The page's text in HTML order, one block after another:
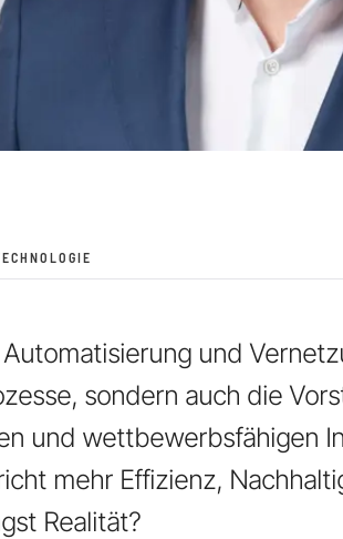
und
sondern auch die
und wettbewerbsfähigen
mehr Effizienz,
Realität?